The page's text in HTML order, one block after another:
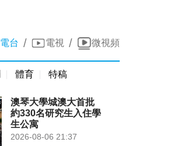
電台 / 電視 / 微視頻
體育 特稿
澳琴大學城澳大首批
約330名研究生入住學
生公寓
2026-08-06 21:37